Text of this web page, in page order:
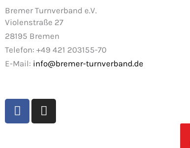
Bremer Turnverband e.V.
Violenstraße 27
28195 Bremen
Telefon: +49 421 203155-70
E-Mail: info@bremer-turnverband.de
F
a
I
n